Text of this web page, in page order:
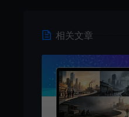
相关文章